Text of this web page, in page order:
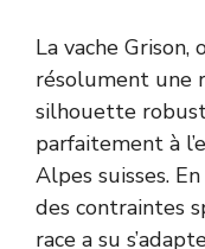
La vache
résolument une
silhouette
parfaitement à
Alpes suisses.
des contraintes
race a su